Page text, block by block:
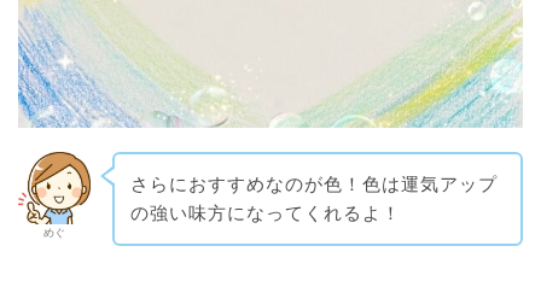
めぐ
さらにおすすめなのが色！色は運気アップ
の強い味方になってくれるよ！